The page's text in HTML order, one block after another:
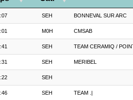
SEH BONNEVAL SUR ARC
M0H CMSAB
SEH TEAM CERAMIQ /
SEH MERIBEL
SEH
SEH TEAM .|